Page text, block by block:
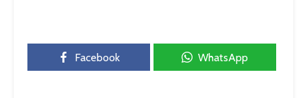
Facebook WhatsApp